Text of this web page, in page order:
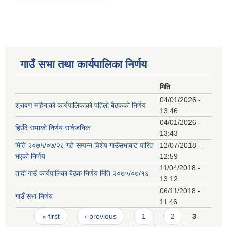
गाउँ सभा तथा कार्यपालिका निर्णय
मिति
श्रावण महिनाको कार्यपालिकाको पहिलो बैठकको निर्णय
04/01/2026 -
13:46
हिउँदे सभाको निर्णय सार्वजनिक
04/01/2026 -
13:43
मिति २०७५/०७/२८ गते सम्पन्न विशेष गाउँसभाबाट पारित
भएको निर्णय
12/07/2018 -
12:59
तादी गाउँ कार्यपालिका बैठक निर्णय मिति २०७५/०७/१६
11/04/2018 -
13:12
गाउँ सभा निर्णय
06/11/2018 -
11:46
Pages
« first ‹ previous 1 2 3